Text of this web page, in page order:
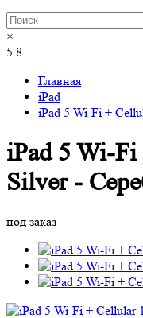
×
5 8
Главная
iPad
iPad 5 Wi-Fi +
iPad 5 Wi-
Silver -
под заказ